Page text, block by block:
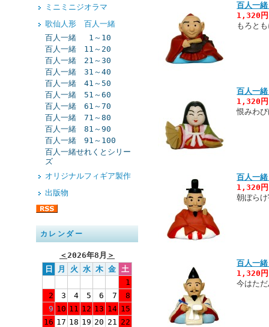
ミニミニジオラマ
歌仙人形 百人一緒
百人一緒 1～10
百人一緒 11～20
百人一緒 21～30
百人一緒 31～40
百人一緒 41～50
百人一緒 51～60
百人一緒 61～70
百人一緒 71～80
百人一緒 81～90
百人一緒 91～100
百人一緒せれくとシリー
ズ
オリジナルフィギア製作
出版物
カレンダー
＜2026年8月 ＞
日
月 火 水 木 金 土
1
2
3 4 5 6 7
8
9 10 11 12 13 14 15
16 17 18 19 20 21 22
百人一
1,320
もろと
百人一
1,320
恨みわ
百人一
1,320
朝ぼら
百人一
1,320
今はた